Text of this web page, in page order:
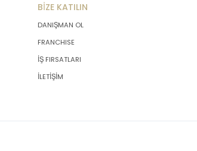
BİZE KATILIN
DANIŞMAN OL
FRANCHISE
İŞ FIRSATLARI
İLETİŞİM